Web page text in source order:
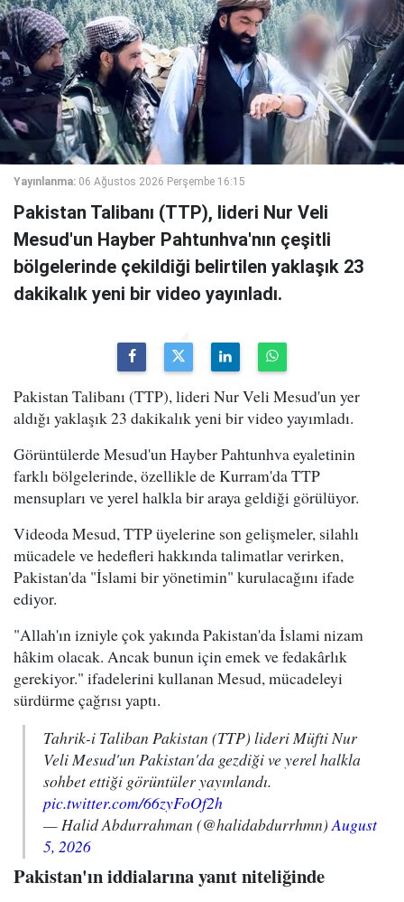
Yayınlanma: 06 Ağustos 2026 Perşembe 16:15
Pakistan Talibanı (TTP), lideri Nur Veli
Mesud'un Hayber Pahtunhva'nın çeşitli
bölgelerinde çekildiği belirtilen yaklaşık 23
dakikalık yeni bir video yayınladı.
Pakistan Talibanı (TTP), lideri Nur Veli Mesud'un yer
aldığı yaklaşık 23 dakikalık yeni bir video yayımladı.
Görüntülerde Mesud'un Hayber Pahtunhva eyaletinin
farklı bölgelerinde, özellikle de Kurram'da TTP
mensupları ve yerel halkla bir araya geldiği görülüyor.
Videoda Mesud, TTP üyelerine son gelişmeler, silahlı
mücadele ve hedefleri hakkında talimatlar verirken,
Pakistan'da "İslami bir yönetimin" kurulacağını ifade
ediyor.
"Allah'ın izniyle çok yakında Pakistan'da İslami nizam
hâkim olacak. Ancak bunun için emek ve fedakârlık
gerekiyor." ifadelerini kullanan Mesud, mücadeleyi
sürdürme çağrısı yaptı.
Tahrik-i Taliban Pakistan (TTP) lideri Müfti Nur
Veli Mesud'un Pakistan'da gezdiği ve yerel halkla
sohbet ettiği görüntüler yayınlandı.
pic.twitter.com/66zyFoOf2h
— Halid Abdurrahman (@halidabdurrhmn)August
5, 2026
Pakistan'ın iddialarına yanıt niteliğinde